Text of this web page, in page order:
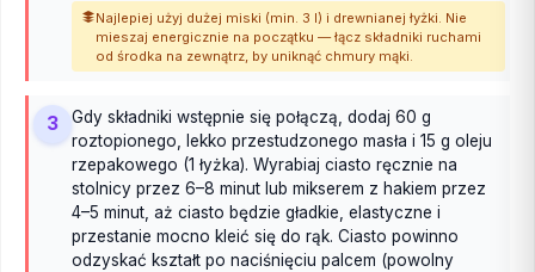
Najlepiej użyj dużej miski (min. 3 l) i drewnianej łyżki. Nie
mieszaj energicznie na początku — łącz składniki ruchami
od środka na zewnątrz, by uniknąć chmury mąki.
3
Gdy składniki wstępnie się połączą, dodaj 60 g
roztopionego, lekko przestudzonego masła i 15 g oleju
rzepakowego (1 łyżka). Wyrabiaj ciasto ręcznie na
stolnicy przez 6–8 minut lub mikserem z hakiem przez
4–5 minut, aż ciasto będzie gładkie, elastyczne i
przestanie mocno kleić się do rąk. Ciasto powinno
odzyskać kształt po naciśnięciu palcem (powolny